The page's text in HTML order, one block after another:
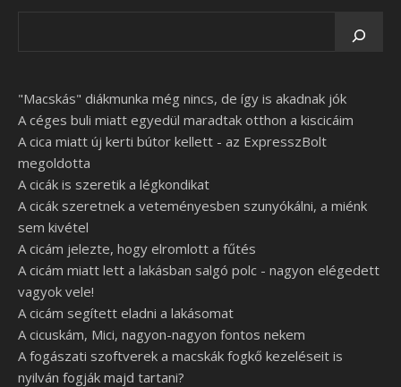
"Macskás" diákmunka még nincs, de így is akadnak jók
A céges buli miatt egyedül maradtak otthon a kiscicáim
A cica miatt új kerti bútor kellett - az ExpresszBolt
megoldotta
A cicák is szeretik a légkondikat
A cicák szeretnek a veteményesben szunyókálni, a miénk
sem kivétel
A cicám jelezte, hogy elromlott a fűtés
A cicám miatt lett a lakásban salgó polc - nagyon elégedett
vagyok vele!
A cicám segített eladni a lakásomat
A cicuskám, Mici, nagyon-nagyon fontos nekem
A fogászati szoftverek a macskák fogkő kezeléseit is
nyilván fogják majd tartani?